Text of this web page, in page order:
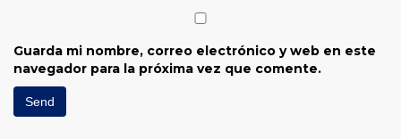
Guarda mi nombre, correo electrónico y web en este
navegador para la próxima vez que comente.